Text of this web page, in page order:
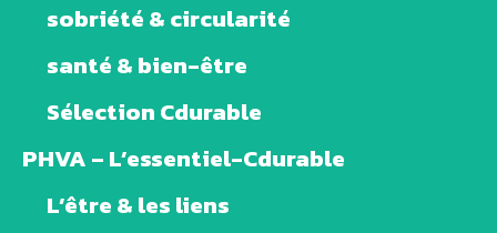
sobriété & circularité
santé & bien-être
Sélection Cdurable
PHVA – L’essentiel-Cdurable
L’être & les liens